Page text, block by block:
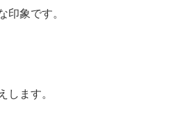
印象です。
します。